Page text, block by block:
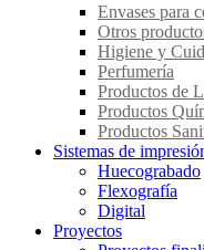
Envases para
Otros
Higiene y
Perfumería
Productos de
Productos
Productos
Sistemas de
Huecograbado
Flexografía
Digital
Proyectos